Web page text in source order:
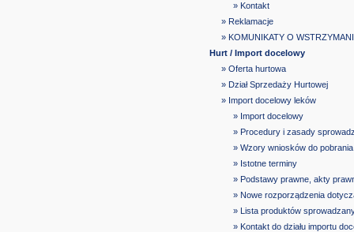
» Kontakt
» Reklamacje
» KOMUNIKATY O
Hurt / Import docelowy
» Oferta hurtowa
» Dział Sprzedaży Hurtowej
» Import docelowy leków
» Import docelowy
» Procedury i zasady
» Wzory wniosków do pobrania
» Istotne terminy
» Podstawy prawne, akty
» Nowe rozporządzenia
» Lista produktów
» Kontakt do działu importu